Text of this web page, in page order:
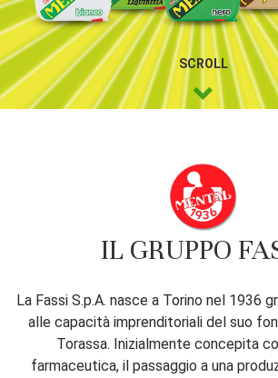
SCROLL
IL GRUPPO
La Fassi S.p.A. nasce a Torino nel 1936
alle capacità imprenditoriali del suo
Torassa. Inizialmente concepita
farmaceutica, il passaggio a una